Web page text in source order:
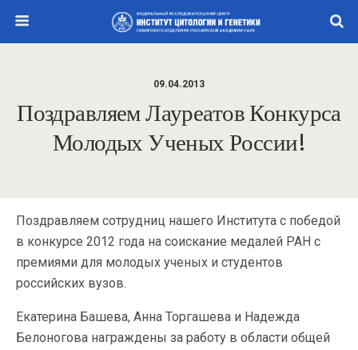
09.04.2013
Поздравляем Лауреатов Конкурса
Молодых Ученых России!
Поздравляем сотрудниц нашего Института с победой
в конкурсе 2012 года на соискание медалей РАН с
премиями для молодых ученых и студентов
российских вузов.
Екатерина Башева, Анна Торгашева и Надежда
Белоногова награждены за работу в области общей